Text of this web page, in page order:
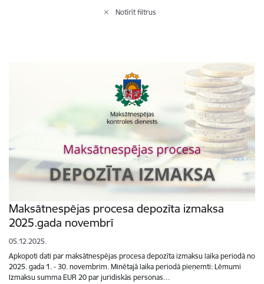
Notīrīt filtrus
Maksātnespējas procesa depozīta izmaksa
2025.gada novembrī
05.12.2025.
Apkopoti dati par maksātnespējas procesa depozīta izmaksu laika periodā no
2025. gada 1. - 30. novembrim. Minētajā laika periodā pieņemti: Lēmumi
Izmaksu summa EUR 20 par juridiskās personas…